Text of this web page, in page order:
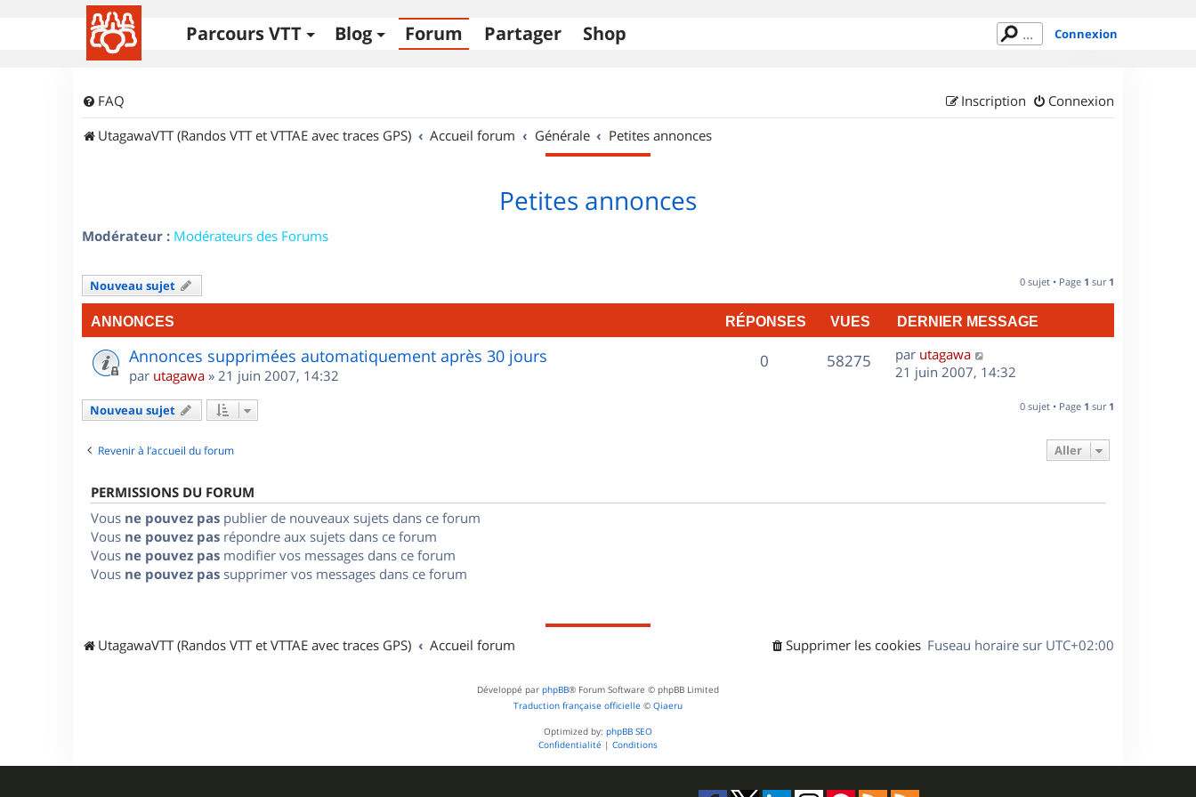
Parcours VTT Blog Forum Partager Shop Connexion
FAQ Connexion
Inscription
UtagawaVTT (Randos VTT et VTTAE avec traces GPS)
Accueil forum Générale Petites annonces
Petites annonces
Modérateur : Modérateurs des Forums
Nouveau sujet 0 sujet • Page 1 sur 1
ANNONCES RÉPONSES VUES DERNIER MESSAGE
Annonces supprimées automatiquement après 30 jours
par utagawa » 21 juin 2007, 14:32
0R
58275V
D
e
par utagawa
21 juin 2007, 14:32
Nouveau sujet 0 sujet • Page 1 sur 1
Revenir à l’accueil du forum Aller
PERMISSIONS DU FORUM
Vous ne pouvez pas publier de nouveaux sujets dans ce forum
Vous ne pouvez pas répondre aux sujets dans ce forum
Vous ne pouvez pas modifier vos messages dans ce forum
Vous ne pouvez pas supprimer vos messages dans ce forum
UtagawaVTT (Randos VTT et VTTAE avec traces GPS) Accueil forum Fuseau horaire sur UTC+02:00
Supprimer les cookies
Développé par phpBB® Forum Software © phpBB Limited
Traduction française officielle © Qiaeru
Optimized by: phpBB SEO
Confidentialité | Conditions